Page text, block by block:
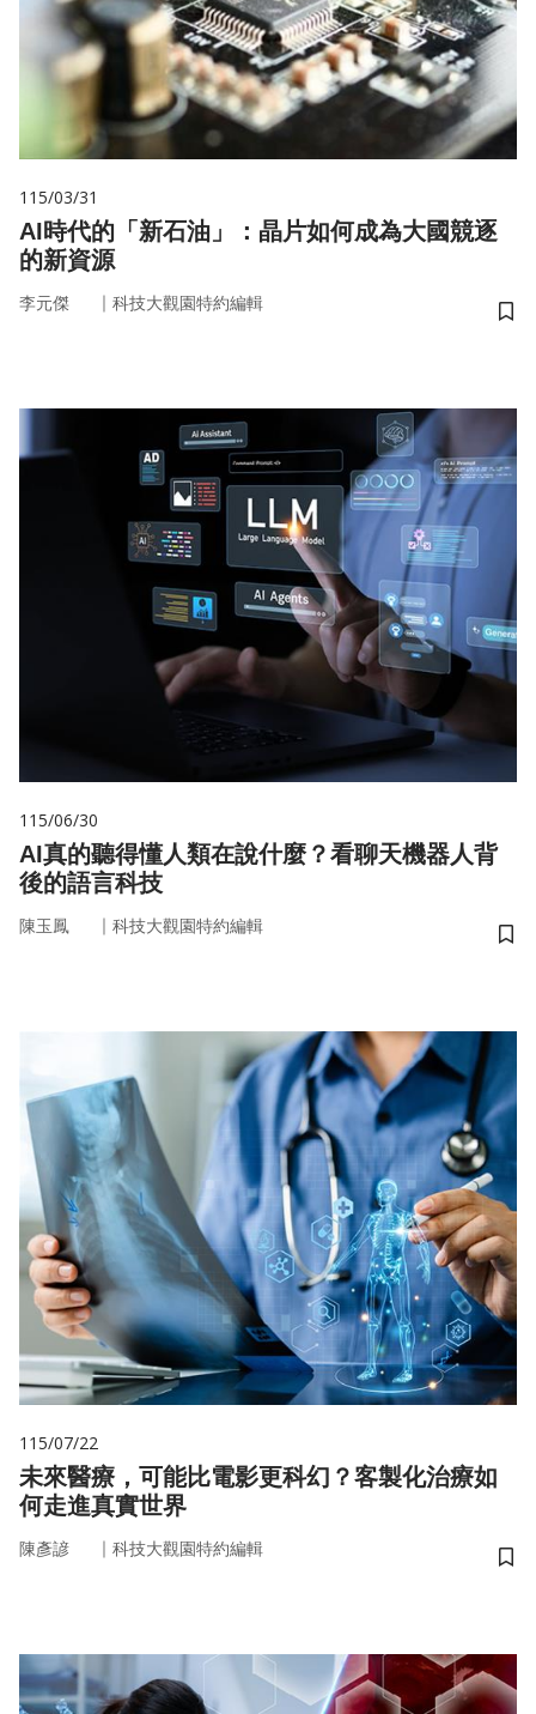
115/03/31
AI時代的「新石油」：晶片如何成為大國競逐
的新資源
李元傑 ｜ 科技大觀園特約編輯
儲
115/06/30
AI真的聽得懂人類在說什麼？看聊天機器人背
後的語言科技
陳玉鳳 ｜ 科技大觀園特約編輯
儲
115/07/22
未來醫療，可能比電影更科幻？客製化治療如
何走進真實世界
陳彥諺 ｜ 科技大觀園特約編輯
儲